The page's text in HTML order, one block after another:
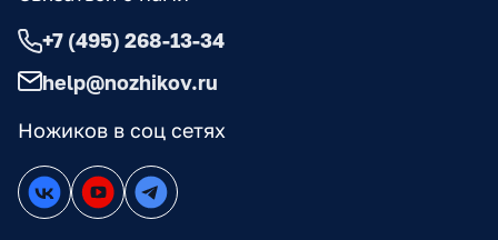
Ножиков в соц сетях
+7 (495) 268-13-34
help@nozhikov.ru